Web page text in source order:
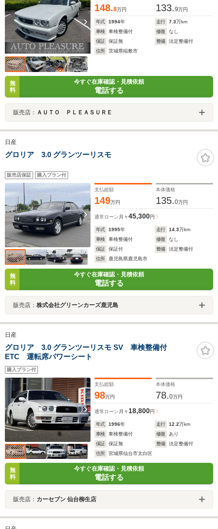
148.8万円 133.9万円
年式 1994年 走行 7.3万km
車検
車検整備付 修復
なし
保証
保証無 整備
法定整備付
住所
茨城県稲敷市
無
料
今すぐ在庫確認・見積依頼
電話する
販売店： ＡＵＴＯ ＰＬＥＡＳＵＲＥ
日産
グロリア 3.0 グランツーリスモ
販売店保証 購入プラン付
支払総額
149万円
本体価格
135.0万円
通常ローン 月々45,300円
年式 1995年 走行 14.3万km
車検
車検整備付 修復
なし
保証
保証付 整備
法定整備付
住所
鹿児島県鹿児島市
無
料
今すぐ在庫確認・見積依頼
電話する
販売店： 株式会社グリーンカーズ鹿児島
日産
グロリア 3.0 グランツーリスモ SV 車検整備付
ETC 運転席パワーシート
購入プラン付
支払総額
98万円
本体価格
78.0万円
通常ローン 月々 18,800円
年式 1996年 走行 12.2万km
車検
車検整備付 修復
あり
保証
保証無 整備
法定整備付
住所
宮城県仙台市太白区
無
料
今すぐ在庫確認・見積依頼
電話する
販売店： カーセブン 仙台柳生店